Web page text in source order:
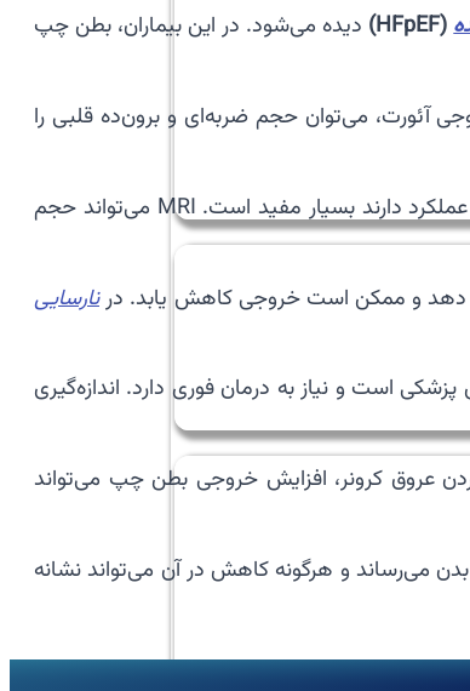
(HFpEF)
دیده می‌شود. در این بیماران، بطن چپ
آئورت، می‌توان حجم ضربه‌ای و برون‌ده قلبی را
MRI قلب نیز می‌تواند خروجی بطن چپ را با دقت بالا اندازه‌گیری کند. این روش به‌ویژه در بیمارانی که نیاز به ارزیابی دقیق حجم‌ها و عملکرد دارند بسیار مفید است. MRI می‌تواند حجم
دهد و ممکن است خروجی کاهش یابد. درنارسایی
است و نیاز به درمان فوری دارد. اندازه‌گیری
عروق کرونر، افزایش خروجی بطن چپ می‌تواند
می‌رساند و هرگونه کاهش در آن می‌تواند نشانه